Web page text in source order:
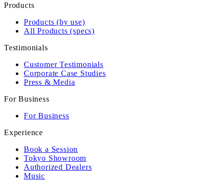
Products
Products (by use)
All Products (specs)
Testimonials
Customer Testimonials
Corporate Case Studies
Press & Media
For Business
For Business
Experience
Book a Session
Tokyo Showroom
Authorized Dealers
Music